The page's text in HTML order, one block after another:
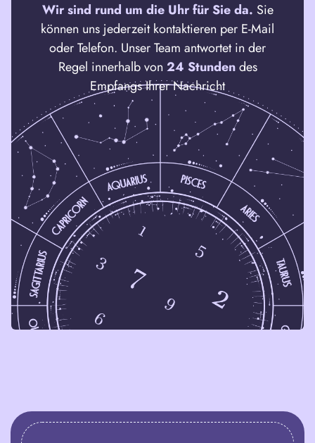
Wir sind rund um die Uhr für Sie da. Sie
können uns jederzeit kontaktieren per E-Mail
oder Telefon. Unser Team antwortet in der
Regel innerhalb von 24 Stundendes
Empfangs Ihrer Nachricht